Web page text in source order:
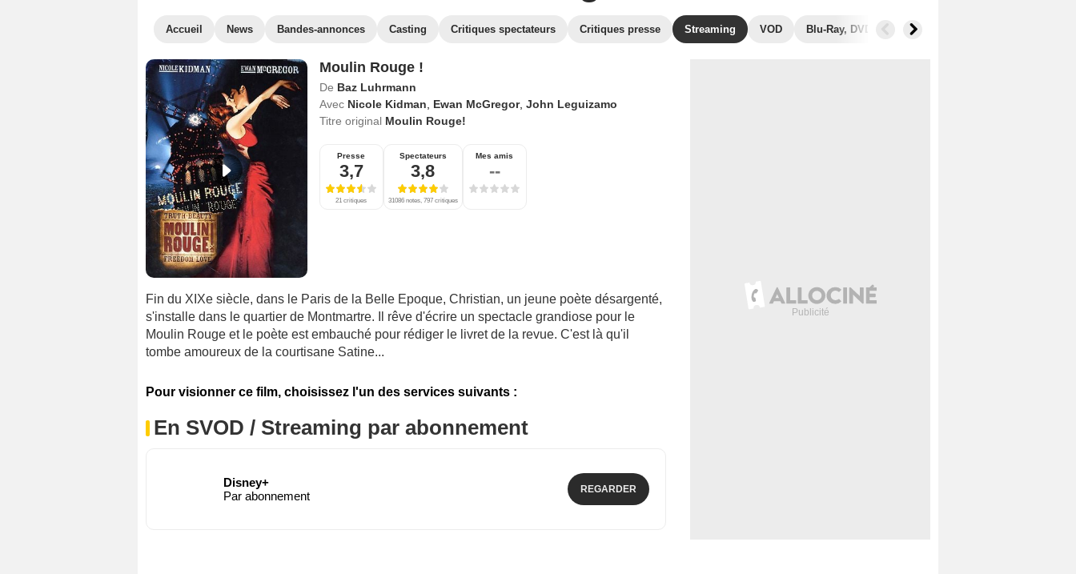
Accueil News Bandes-annonces Casting Critiques spectateurs Critiques presse Streaming VOD Blu-Ray, DVD Photos
Moulin Rouge !
De Baz Luhrmann
Avec Nicole Kidman Ewan McGregor, John Leguizamo
Titre original Moulin Rouge!
Presse
3,7
21 critiques
Spectateurs
3,8
31086 notes, 797 critiques
Mes amis
--
Fin du XIXe siècle, dans le Paris de la Belle Epoque, Christian, un jeune poète désargenté,
s'installe dans le quartier de Montmartre. Il rêve d'écrire un spectacle grandiose pour le
Moulin Rouge et le poète est embauché pour rédiger le livret de la revue. C'est là qu'il
tombe amoureux de la courtisane Satine...
Pour visionner ce film, choisissez l'un des services suivants :
En SVOD / Streaming par abonnement
Disney+
Par abonnement
REGARDER